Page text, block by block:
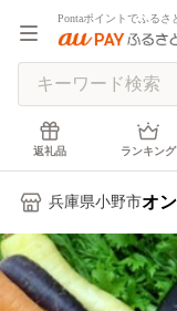
Pontaポイントでふるさ
返礼品 ランキング
兵庫県小野市オ